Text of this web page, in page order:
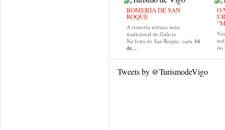
ROMERÍA DE SAN
ROQUE
A romería urbana máis
tradicional de Galicia
Na festa de San Roque, cada 16
de...
O
do
Tweets by @TurismodeVigo